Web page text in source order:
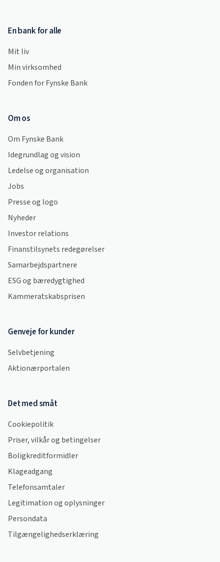
En bank for alle
Mit liv
Min virksomhed
Fonden for Fynske Bank
Om os
Om Fynske Bank
Idegrundlag og vision
Ledelse og organisation
Jobs
Presse og logo
Nyheder
Investor relations
Finanstilsynets redegørelser
Samarbejdspartnere
ESG og bæredygtighed
Kammeratskabsprisen
Genveje for kunder
Selvbetjening
Aktionærportalen
Det med småt
Cookiepolitik
Priser, vilkår og betingelser
Boligkreditformidler
Klageadgang
Telefonsamtaler
Legitimation og oplysninger
Persondata
Tilgængelighedserklæring